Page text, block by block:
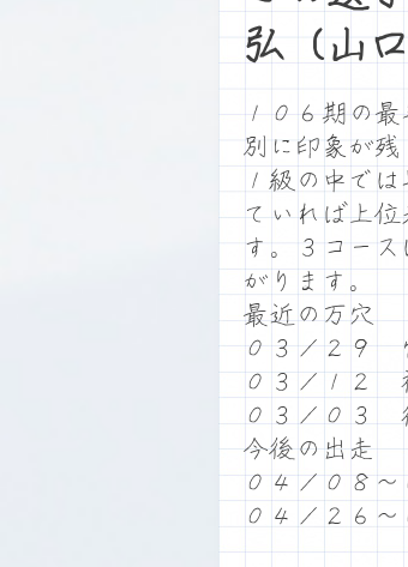
弘（山
１０６期の
別に印象が
１級の中で
ていれば上
す。３コー
がります。
最近の万穴
０３／２９
０３／１２
０３／０３
今後の出走
０４／０８
０４／２６